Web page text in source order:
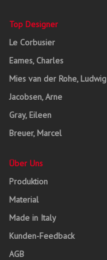
Top Designer
Le Corbusier
Eames, Charles
Mies van der Rohe, Ludwig
Jacobsen, Arne
Gray, Eileen
Breuer, Marcel
Über Uns
Produktion
Material
Made in Italy
Kunden-Feedback
AGB